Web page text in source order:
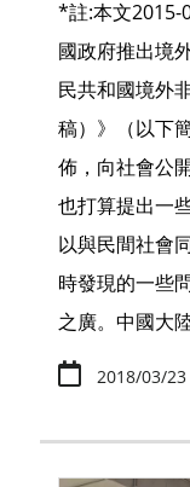
*註:本文2015-
國政府推出境
民共和國境外
稿）》（以下
佈，向社會公
也打算提出一
以與民間社會
時發現的一些
之廣。中國大
2018/03/23